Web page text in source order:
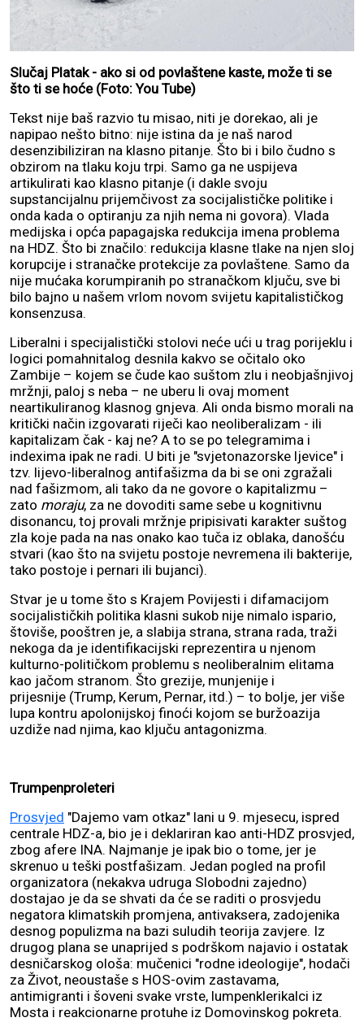
Slučaj Platak - ako si od povlaštene kaste, može ti se
što ti se hoće (Foto: You Tube)
Tekst nije baš razvio tu misao, niti je dorekao, ali je
napipao nešto bitno: nije istina da je naš narod
desenzibiliziran na klasno pitanje. Što bi i bilo čudno s
obzirom na tlaku koju trpi. Samo ga ne uspijeva
artikulirati kao klasno pitanje (i dakle svoju
supstancijalnu prijemčivost za socijalističke politike i
onda kada o optiranju za njih nema ni govora). Vlada
medijska i opća papagajska redukcija imena problema
na HDZ. Što bi značilo: redukcija klasne tlake na njen sloj
korupcije i stranačke protekcije za povlaštene. Samo da
nije mućaka korumpiranih po stranačkom ključu, sve bi
bilo bajno u našem vrlom novom svijetu kapitalističkog
konsenzusa.
Liberalni i specijalistički stolovi neće ući u trag porijeklu i
logici pomahnitalog desnila kakvo se očitalo oko
Zambije – kojem se čude kao suštom zlu i neobjašnjivoj
mržnji, paloj s neba – ne uberu li ovaj moment
neartikuliranog klasnog gnjeva. Ali onda bismo morali na
kritički način izgovarati riječi kao neoliberalizam - ili
kapitalizam čak - kaj ne? A to se po telegramima i
indexima ipak ne radi. U biti je "svjetonazorske ljevice" i
tzv. lijevo-liberalnog antifašizma da bi se oni zgražali
nad fašizmom, ali tako da ne govore o kapitalizmu –
zato moraju, za ne dovoditi same sebe u kognitivnu
disonancu, toj provali mržnje pripisivati karakter suštog
zla koje pada na nas onako kao tuča iz oblaka, danošću
stvari (kao što na svijetu postoje nevremena ili bakterije,
tako postoje i pernari ili bujanci).
Stvar je u tome što s Krajem Povijesti i difamacijom
socijalističkih politika klasni sukob nije nimalo ispario,
štoviše, pooštren je, a slabija strana, strana rada, traži
nekoga da je identifikacijski reprezentira u njenom
kulturno-političkom problemu s neoliberalnim elitama
kao jačom stranom. Što grezije, munjenije i
prijesnije (Trump, Kerum, Pernar, itd.) – to bolje, jer više
lupa kontru apolonijskoj finoći kojom se buržoazija
uzdiže nad njima, kao ključu antagonizma.
Trumpenproleteri
Prosvjed "Dajemo vam otkaz" lani u 9. mjesecu, ispred
centrale HDZ-a, bio je i deklariran kao anti-HDZ prosvjed,
zbog afere INA. Najmanje je ipak bio o tome, jer je
skrenuo u teški postfašizam. Jedan pogled na profil
organizatora (nekakva udruga Slobodni zajedno)
dostajao je da se shvati da će se raditi o prosvjedu
negatora klimatskih promjena, antivaksera, zadojenika
desnog populizma na bazi suludih teorija zavjere. Iz
drugog plana se unaprijed s podrškom najavio i ostatak
desničarskog ološa: mučenici "rodne ideologije", hodači
za Život, neoustaše s HOS-ovim zastavama,
antimigranti i šoveni svake vrste, lumpenklerikalci iz
Mosta i reakcionarne protuhe iz Domovinskog pokreta.